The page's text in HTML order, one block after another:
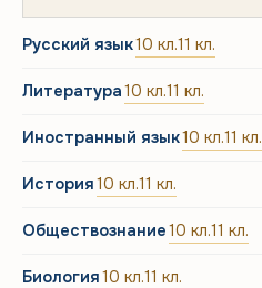
Русский язык10 кл.11 кл.
Литература10 кл.11 кл.
Иностранный язык10 кл.11 кл.
История10 кл.11 кл.
Обществознание10 кл.11 кл.
Биология10 кл.11 кл.